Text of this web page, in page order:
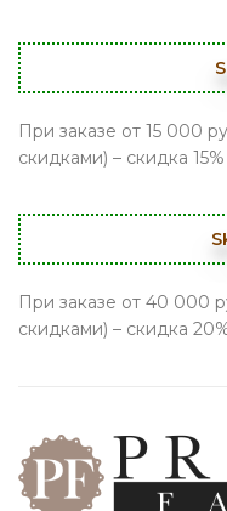
При заказе от 15 000
скидками) – скидка
При заказе от 40 000
скидками) – скидка